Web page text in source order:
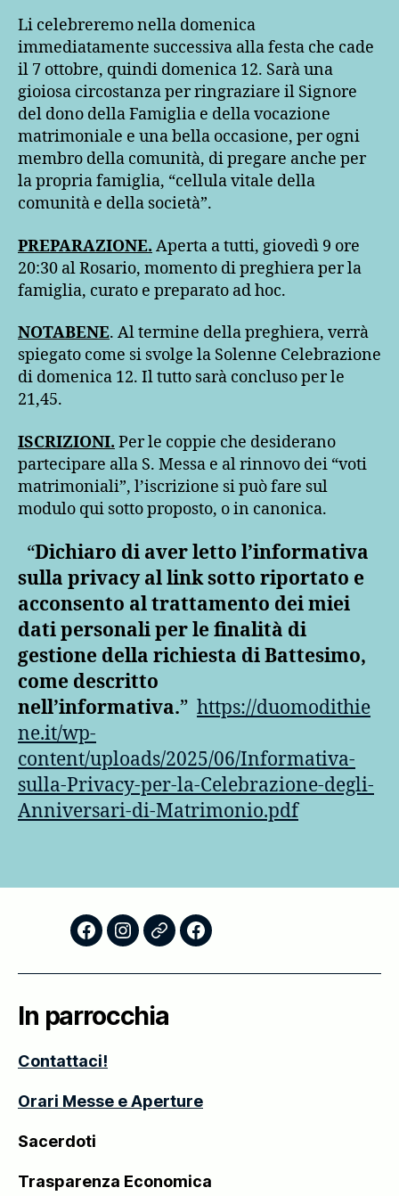
Li celebreremo nella domenica
immediatamente successiva alla festa che cade
il 7 ottobre, quindi domenica 12. Sarà una
gioiosa circostanza per ringraziare il Signore
del dono della Famiglia e della vocazione
matrimoniale e una bella occasione, per ogni
membro della comunità, di pregare anche per
la propria famiglia, “cellula vitale della
comunità e della società”.
PREPARAZIONE. Aperta a tutti, giovedì 9 ore
20:30 al Rosario, momento di preghiera per la
famiglia, curato e preparato ad hoc.
NOTABENE. Al termine della preghiera, verrà
spiegato come si svolge la Solenne Celebrazione
di domenica 12. Il tutto sarà concluso per le
21,45.
ISCRIZIONI. Per le coppie che desiderano
partecipare alla S. Messa e al rinnovo dei “voti
matrimoniali”, l’iscrizione si può fare sul
modulo qui sotto proposto, o in canonica.
“Dichiaro di aver letto l’informativa
sulla privacy al link sotto riportato e
acconsento al trattamento dei miei
dati personali per le finalità di
gestione della richiesta di Battesimo,
come descritto
nell’informativa.” https://duomodithie
ne.it/wp-
content/uploads/2025/06/Informativa-
sulla-Privacy-per-la-Celebrazione-degli-
Anniversari-di-Matrimonio.pdf
FacebookInstagram
StoricoScuola
In parrocchia
Contattaci!
Orari Messe e Aperture
Sacerdoti
Trasparenza Economica